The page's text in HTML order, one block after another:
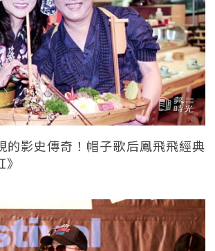
的影史傳奇！帽子歌后鳳飛飛經典